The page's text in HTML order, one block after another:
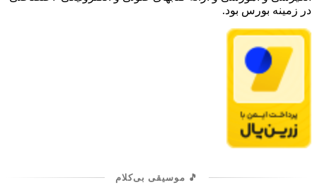
در زمینه بورس بود.
🎵 موسیقی بی‌کلام